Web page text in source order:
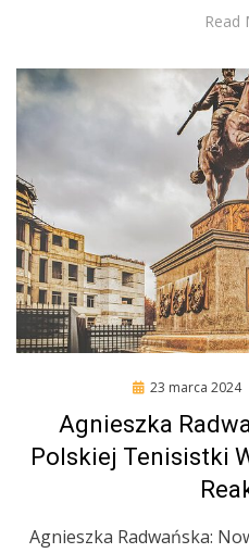
Read
Posted
23 marca 2024
Agnieszka
Polskiej Tenisistki
Agnieszka Radwańska: